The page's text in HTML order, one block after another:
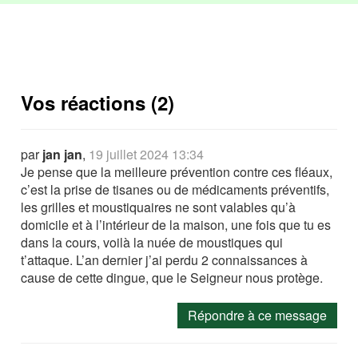
Vos réactions (2)
parjan jan, 19 juillet 2024 13:34
Je pense que la meilleure prévention contre ces fléaux,
c’est la prise de tisanes ou de médicaments préventifs,
les grilles et moustiquaires ne sont valables qu’à
domicile et à l’intérieur de la maison, une fois que tu es
dans la cours, voilà la nuée de moustiques qui
t’attaque. L’an dernier j’ai perdu 2 connaissances à
cause de cette dingue, que le Seigneur nous protège.
Répondre à ce message